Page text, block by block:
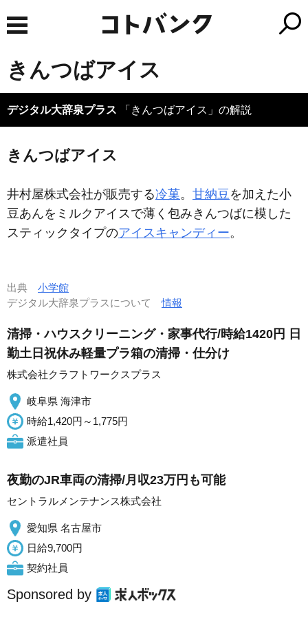
きんつばアイス
デジタル大辞泉プラス 「きんつばアイス」の解説
きんつばアイス
井村屋株式会社が販売する冷菓。 甘納豆を加えた小
豆あんをミルクアイスで薄く包みきんつばに模した
スティックタイプのアイスキャンディー。
出典 小学館
デジタル大辞泉プラスについて情報
清掃・ハウスクリーニング・家事代行/時給1420円 日
勤土日祝休み軽量プラ箱の清掃・仕分け
株式会社クラフトワークスプラス
岐阜県 海津市
時給1,420円～1,775円
派遣社員
夜勤のJR車両の清掃/月収23万円も可能
セントラルメンテナンス株式会社
愛知県 名古屋市
日給9,700円
契約社員
Sponsored by